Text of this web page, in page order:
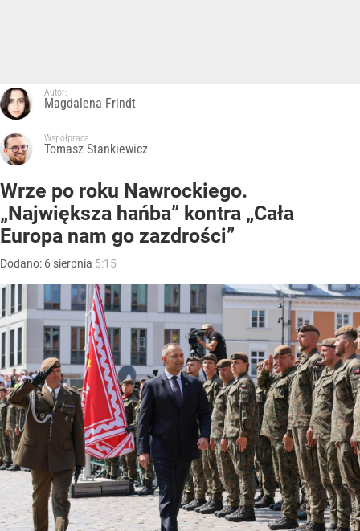
Autor:
Magdalena Frindt
Współpraca:
Tomasz Stankiewicz
Wrze po roku Nawrockiego.
„Największa hańba” kontra „Cała
Europa nam go zazdrości”
Dodano: 6 sierpnia 5:15